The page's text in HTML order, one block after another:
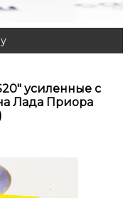
усиленные c
Лада Приора